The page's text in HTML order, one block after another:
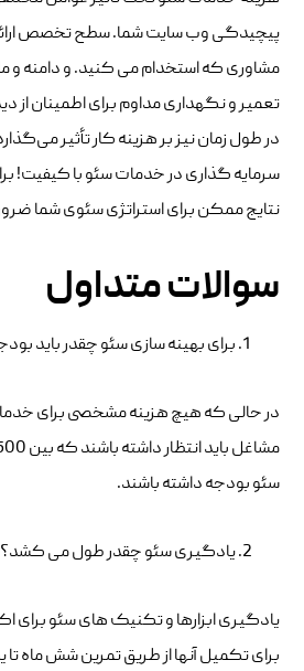
پیچیدگی وب سایت شما. سطح تخصص
مشاوری که استخدام می کنید. و دامنه و
تعمیر و نگهداری مداوم برای اطمینان
در طول زمان نیز بر هزینه کار تأثیر
سرمایه گذاری در خدمات سئو با کیفیت!
نتایج ممکن برای استراتژی سئوی شما
سوالات متداول
برای بهینه سازی سئو چقدر باید
در حالی که هیچ هزینه مشخصی برای
سئو بودجه داشته باشند.
یادگیری سئو چقدر طول می کشد؟
یادگیری ابزارها و تکنیک های سئو برای
برای تکمیل آنها از طریق تمرین شش